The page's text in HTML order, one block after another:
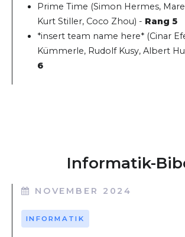
Prime Time (Simon Hermes,
Kurt Stiller, Coco Zhou) - Rang 5
*insert team name here* (Cinar
Kümmerle, Rudolf Kusy, Albert
6
Informatik-
NOVEMBER 2024
INFORMATIK